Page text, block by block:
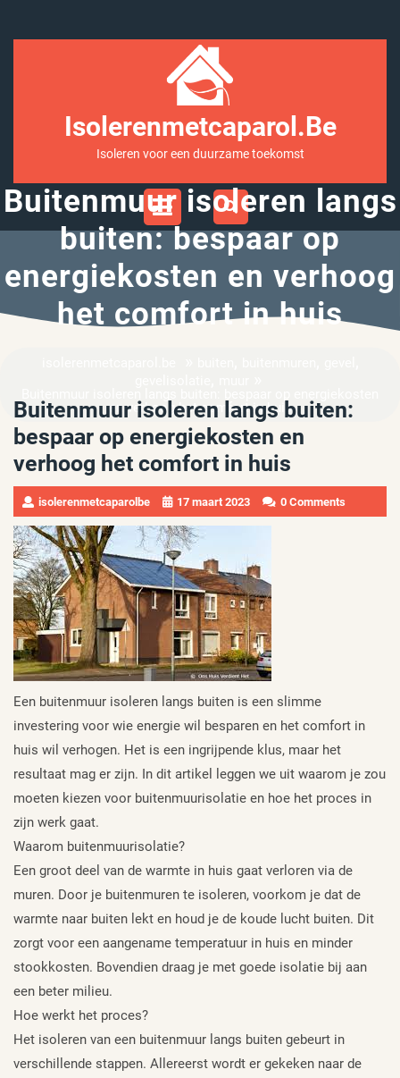
Isolerenmetcaparol.be
Isoleren voor een duurzame toekomst
Open
Menu
Buitenmuur isoleren langs
buiten: bespaar op
energiekosten en verhoog
het comfort in huis
en verhoog het comfort in huis
Buitenmuur isoleren langs buiten:
bespaar op energiekosten en
verhoog het comfort in huis
isolerenmetcaparolbe 17 maart 2023 0 Comments
Een buitenmuur isoleren langs buiten is een slimme
investering voor wie energie wil besparen en het comfort in
huis wil verhogen. Het is een ingrijpende klus, maar het
resultaat mag er zijn. In dit artikel leggen we uit waarom je zou
moeten kiezen voor buitenmuurisolatie en hoe het proces in
zijn werk gaat.
Waarom buitenmuurisolatie?
Een groot deel van de warmte in huis gaat verloren via de
muren. Door je buitenmuren te isoleren, voorkom je dat de
warmte naar buiten lekt en houd je de koude lucht buiten. Dit
zorgt voor een aangename temperatuur in huis en minder
stookkosten. Bovendien draag je met goede isolatie bij aan
een beter milieu.
Hoe werkt het proces?
Het isoleren van een buitenmuur langs buiten gebeurt in
verschillende stappen. Allereerst wordt er gekeken naar de